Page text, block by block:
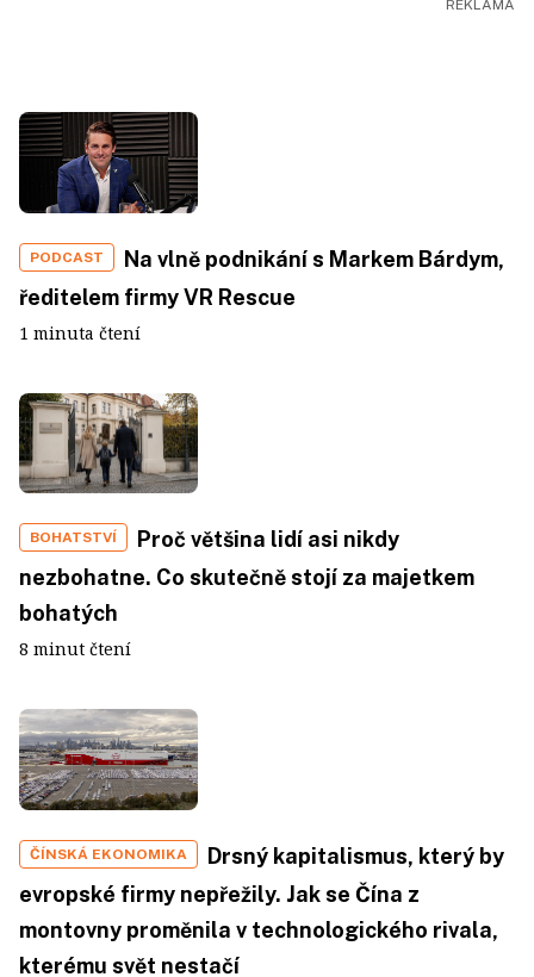
PODCAST
Na vlně podnikání s Markem Bárdym,
ředitelem firmy VR Rescue
1 minuta čtení
BOHATSTVÍ
Proč většina lidí asi nikdy
nezbohatne. Co skutečně stojí za majetkem
bohatých
8 minut čtení
ČÍNSKÁ EKONOMIKA
Drsný kapitalismus, který by
evropské firmy nepřežily. Jak se Čína z
montovny proměnila v technologického rivala,
kterému svět nestačí